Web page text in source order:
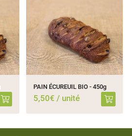
PAIN ÉCUREUIL BIO - 450g
5,50€ / unité